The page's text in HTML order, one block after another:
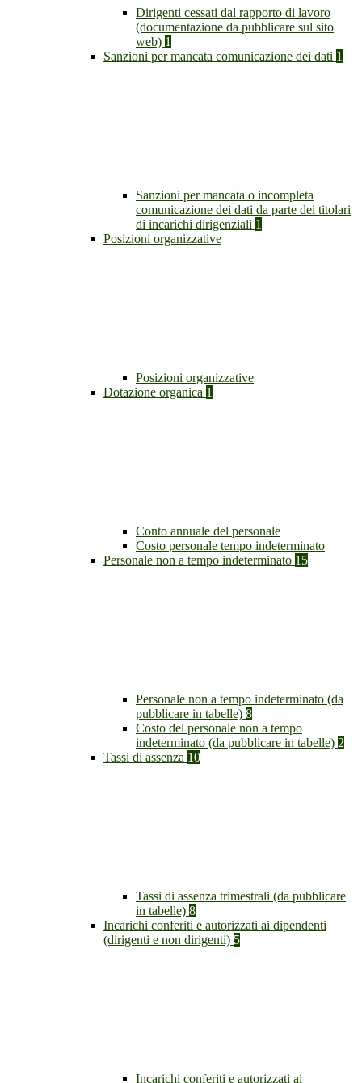
Dirigenti cessati dal rapporto di lavoro
(documentazione da pubblicare sul sito
web) 1
Sanzioni per mancata comunicazione dei dati 1
Sanzioni per mancata o incompleta
comunicazione dei dati da parte dei titolari
di incarichi dirigenziali 1
Posizioni organizzative
Posizioni organizzative
Dotazione organica 1
Conto annuale del personale
Costo personale tempo indeterminato
Personale non a tempo indeterminato 15
Personale non a tempo indeterminato (da
pubblicare in tabelle) 8
Costo del personale non a tempo
indeterminato (da pubblicare in tabelle) 2
Tassi di assenza 10
Tassi di assenza trimestrali (da pubblicare
in tabelle) 8
Incarichi conferiti e autorizzati ai dipendenti
(dirigenti e non dirigenti) 5
Incarichi conferiti e autorizzati ai